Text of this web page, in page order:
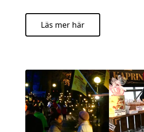
Läs mer här